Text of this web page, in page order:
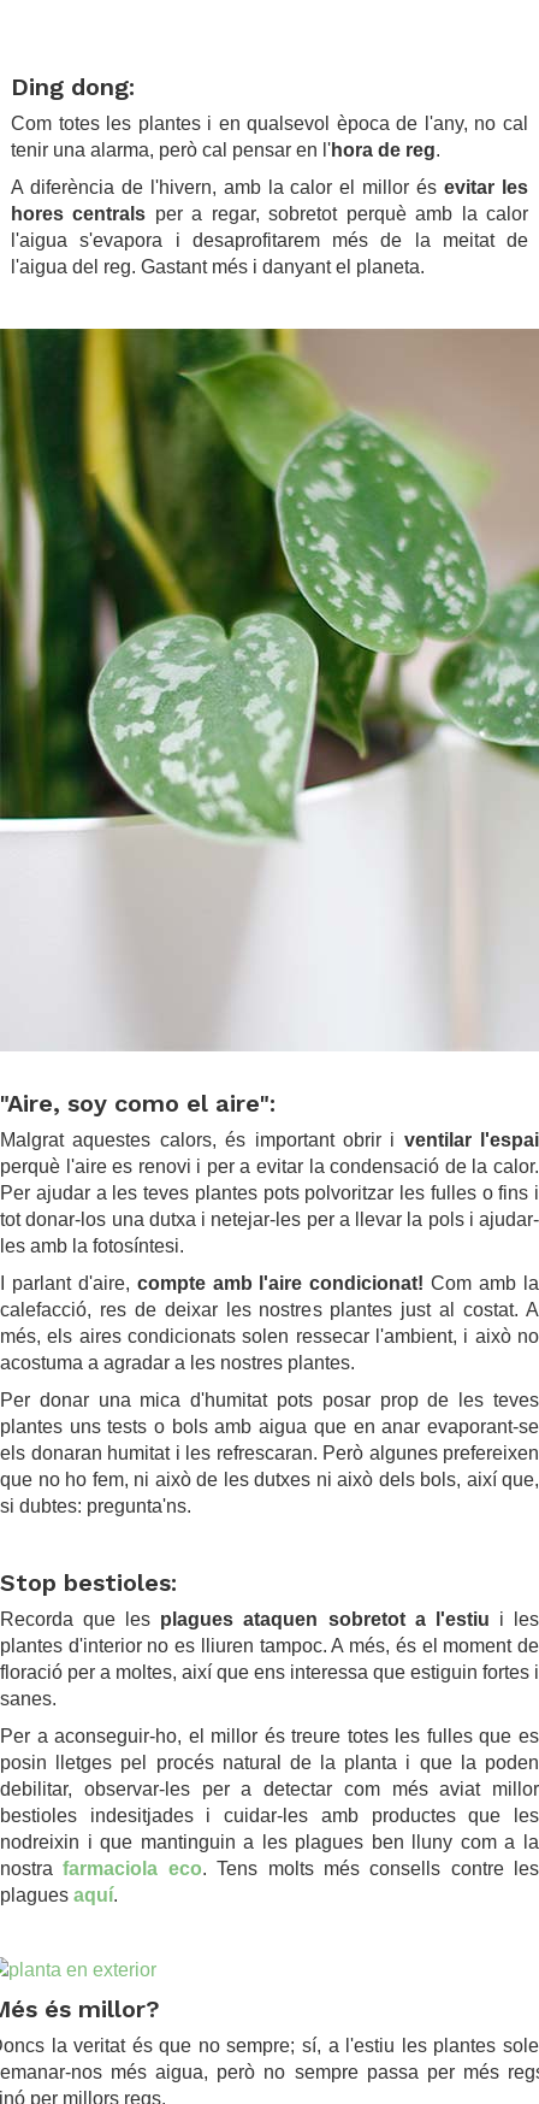
Ding dong:
Com totes les plantes i en qualsevol època de l'any, no cal
tenir una alarma, però cal pensar en l'hora de reg.
A diferència de l'hivern, amb la calor el millor ésevitar les
hores centrals per a regar, sobretot perquè amb la calor
l'aigua s'evapora i desaprofitarem més de la meitat de
l'aigua del reg. Gastant més i danyant el planeta.
"Aire, soy como el aire":
Malgrat aquestes calors, és important obrir i ventilar l'espai
perquè l'aire es renovi i per a evitar la condensació de la calor.
Per ajudar a les teves plantes pots polvoritzar les fulles o fins i
tot donar-los una dutxa i netejar-les per a llevar la pols i ajudar-
les amb la fotosíntesi.
I parlant d'aire, compte amb l'aire condicionat! Com amb la
calefacció, res de deixar les nostres plantes just al costat. A
més, els aires condicionats solen ressecar l'ambient, i això no
acostuma a agradar a les nostres plantes.
Per donar una mica d'humitat pots posar prop de les teves
plantes uns tests o bols amb aigua que en anar evaporant-se
els donaran humitat i les refrescaran. Però algunes prefereixen
que no ho fem, ni això de les dutxes ni això dels bols, així que,
si dubtes: pregunta'ns.
Stop bestioles:
Recorda que les plagues ataquen sobretot a l'estiu i les
plantes d'interior no es lliuren tampoc. A més, és el moment de
floració per a moltes, així que ens interessa que estiguin fortes i
sanes.
Per a aconseguir-ho, el millor és treure totes les fulles que es
posin lletges pel procés natural de la planta i que la poden
debilitar, observar-les per a detectar com més aviat millor
bestioles indesitjades i cuidar-les amb productes que les
nodreixin i que mantinguin a les plagues ben lluny com a la
nostrafarmaciola eco. Tens molts més consells contre les
plagues aquí.
és millor?
la veritat és que no sempre; sí, a l'estiu les plantes
nos més aigua, però no sempre passa per més
per millors regs.